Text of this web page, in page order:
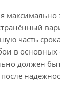
часть
в
должен